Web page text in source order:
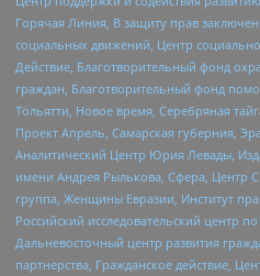
Горячая Линия, В защиту прав
социальных движений, Центр
Действие, Благотворительный фонд
граждан, Благотворительный фонд
Тольятти, Новое время, Серебряная
Проект Апрель, Самарская губерния,
Аналитический Центр Юрия Левады,
имени Андрея Рылькова, Сфера, Центр
группа, Женщины Евразии, Институт
Российский исследовательский центр
Дальневосточный центр развития
партнерства, Гражданское действие,